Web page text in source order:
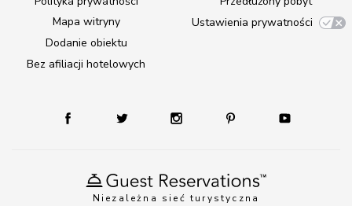
Niezależna sieć turystyczna
Mapa witryny
Dodanie obiektu
Bez afiliacji hotelowych
Ustawienia prywatności